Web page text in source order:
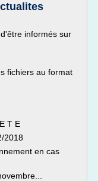
informés sur
fichiers au format
T E
2018
en cas